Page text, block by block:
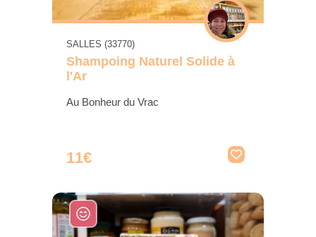
SALLES (33770)
Shampoing Naturel Solide à
l'Ar
Au Bonheur du Vrac
11€